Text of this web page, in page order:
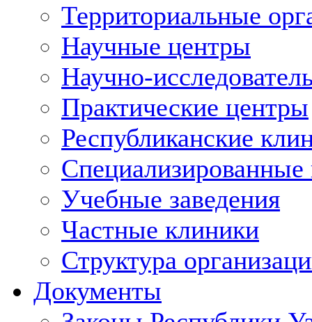
Территориальные
Научные центры
Научно-
Практические центры
Республиканские
Учебные заведения
Частные клиники
Структура
Документы